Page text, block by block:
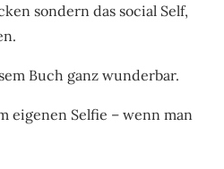
sondern das social Self,
Buch ganz wunderbar.
eigenen Selfie – wenn man